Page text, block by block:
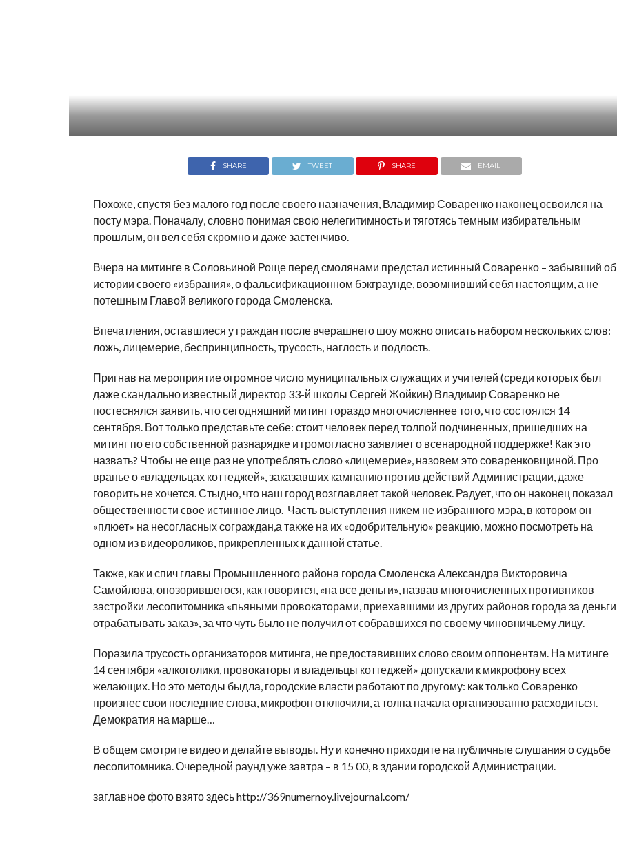
SHARE TWEET SHARE EMAIL
Похоже, спустя без малого год после своего назначения, Владимир Соваренко наконец освоился на
посту мэра. Поначалу, словно понимая свою нелегитимность и тяготясь темным избирательным
прошлым, он вел себя скромно и даже застенчиво.
Вчера на митинге в Соловьиной Роще перед смолянами предстал истинный Соваренко – забывший об
истории своего «избрания», о фальсификационном бэкграунде, возомнивший себя настоящим, а не
потешным Главой великого города Смоленска.
Впечатления, оставшиеся у граждан после вчерашнего шоу можно описать набором нескольких слов:
ложь, лицемерие, беспринципность, трусость, наглость и подлость.
Пригнав на мероприятие огромное число муниципальных служащих и учителей (среди которых был
даже скандально известный директор 33-й школы Сергей Жойкин) Владимир Соваренко не
постеснялся заявить, что сегодняшний митинг гораздо многочисленнее того, что состоялся 14
сентября. Вот только представьте себе: стоит человек перед толпой подчиненных, пришедших на
митинг по его собственной разнарядке и громогласно заявляет о всенародной поддержке! Как это
назвать? Чтобы не еще раз не употреблять слово «лицемерие», назовем это соваренковщиной. Про
вранье о «владельцах коттеджей», заказавших кампанию против действий Администрации, даже
говорить не хочется. Стыдно, что наш город возглавляет такой человек. Радует, что он наконец показал
общественности свое истинное лицо. Часть выступления никем не избранного мэра, в котором он
«плюет» на несогласных сограждан,а также на их «одобрительную» реакцию, можно посмотреть на
одном из видеороликов, прикрепленных к данной статье.
Также, как и спич главы Промышленного района города Смоленска Александра Викторовича
Самойлова, опозорившегося, как говорится, «на все деньги», назвав многочисленных противников
застройки лесопитомника «пьяными провокаторами, приехавшими из других районов города за деньги
отрабатывать заказ», за что чуть было не получил от собравшихся по своему чиновничьему лицу.
Поразила трусость организаторов митинга, не предоставивших слово своим оппонентам. На митинге
14 сентября «алкоголики, провокаторы и владельцы коттеджей» допускали к микрофону всех
желающих. Но это методы быдла, городские власти работают по другому: как только Соваренко
произнес свои последние слова, микрофон отключили, а толпа начала организованно расходиться.
Демократия на марше…
В общем смотрите видео и делайте выводы. Ну и конечно приходите на публичные слушания о судьбе
лесопитомника. Очередной раунд уже завтра – в 15 00, в здании городской Администрации.
заглавное фото взято здесь http://369numernoy.livejournal.com/